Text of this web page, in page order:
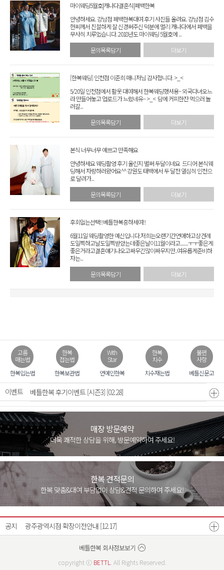
마이웨딩5월호|캐나다결혼식|폐백한복
안녕하세요. 강남점 폐백한복대여 후기 사진들 올려요. 강남점 김수
현씨께서 친절하게 잘 신경써주신 덕분에 멀리 캐나다에서 폐백을
무사히 치루었습니다. 2018년도 마이웨딩 5월호에 ...
문의목록담기
더보기
[한복웨딩] 인천점 이준희 매니저님 감사합니다. >_<
5/20일 인천점에서 활옷 대여해서 한복웨딩했셔용~ 외국다녀오느
라 만들어놓고 업로드가 느렸네유~ >_< 담에 커피한잔 먹으러 놀
러갈...
문의목록담기
더보기
본식 너무너무 예쁘고 만족해요
안녕하세요 웨딩촬영 후기 올린지 벌써 두달이네요 드디어 본식웨
딩해서 자랑하러왔어요^^ 강원도 태백에서 두 달전 열심히 인천으
로 달려가...
문의목록담기
더보기
후회없는선택!!베틀한복흥하세여!!
6월11일 웨딩촬영한 예신입니다.저희는오랜기간연애하고상견례
도일찍하고날도일찍받았는데좋은날이11월이라고........ㅜㅜ좋은게
좋은거라고결혼얘기나오고싸우긴많이싸우지만..여유롭게준비하
자는...
문의목록담기
더보기
고름
매는법
한복입는법
한복
접는법
한복보관법
With
Star
연예인한복
한복
치수
치수재는법
불편
사항
베틀신문고
이벤트 베틀한복 후기이벤트 [시즌3] [02.28]
모바일 초대장 무료
매장 방문예약
더욱 쾌적한 상담을 위해, 방문예약하여 주세요!
한복 견적문의
한복 맞춤&대여 부담없이 상담&견적 문의하여 주세요!
공지
26년 8월 매장운영안내[07.21]
26년 7월 매장운영안내[06.22]
광주광역시점 확장이전안내 [12.17]
베스트리워드 선정자 발표[07.18]
베틀한복 매장운영시간 변경안내 [12.26]
베틀한복 회사정보보기
copyright ⓒ BETTL . All Rights Reserved.